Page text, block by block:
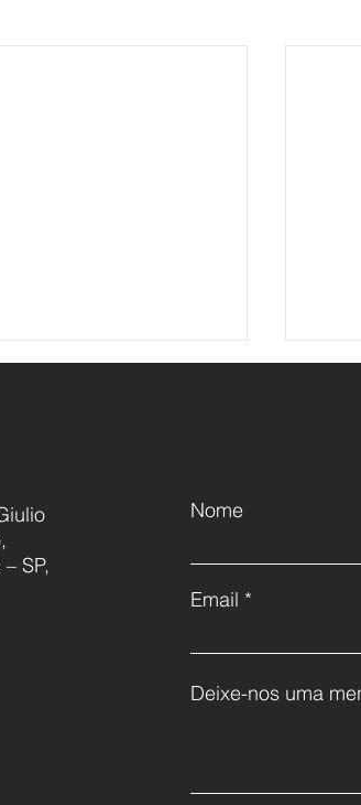
NG: Modernização,
e o Futuro da
SP,
Nome
Email
Deixe-nos uma